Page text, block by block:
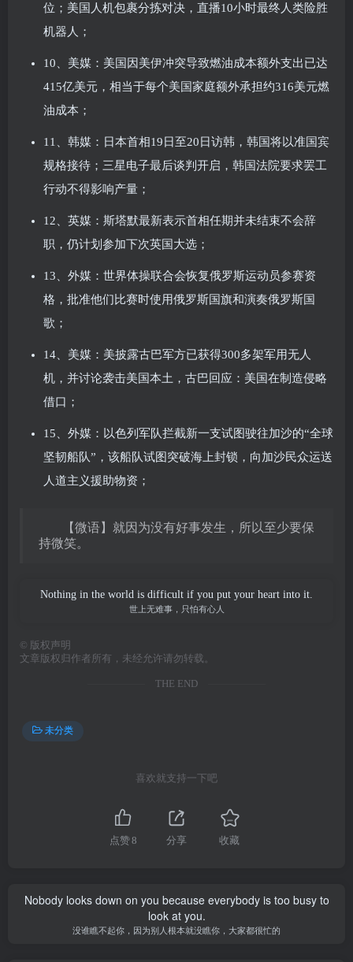
位；美国人机包裹分拣对决，直播10小时最终人类险胜
机器人；
10、美媒：美国因美伊冲突导致燃油成本额外支出已达
415亿美元，相当于每个美国家庭额外承担约316美元燃
油成本；
11、韩媒：日本首相19日至20日访韩，韩国将以准国宾
规格接待；三星电子最后谈判开启，韩国法院要求罢工
行动不得影响产量；
12、英媒：斯塔默最新表示首相任期并未结束不会辞
职，仍计划参加下次英国大选；
13、外媒：世界体操联合会恢复俄罗斯运动员参赛资
格，批准他们比赛时使用俄罗斯国旗和演奏俄罗斯国
歌；
14、美媒：美披露古巴军方已获得300多架军用无人
机，并讨论袭击美国本土，古巴回应：美国在制造侵略
借口；
15、外媒：以色列军队拦截新一支试图驶往加沙的“全球
坚韧船队”，该船队试图突破海上封锁，向加沙民众运送
人道主义援助物资；
【微语】就因为没有好事发生，所以至少要保
持微笑。
Nothing in the world is difficult if you put your heart into it.
世上无难事，只怕有心人
© 版权声明
文章版权归作者所有，未经允许请勿转载。
THE END
未分类
喜欢就支持一下吧
点赞8 分享 收藏
Nobody looks down on you because everybody is too busy to
look at you.
没谁瞧不起你，因为别人根本就没瞧你，大家都很忙的